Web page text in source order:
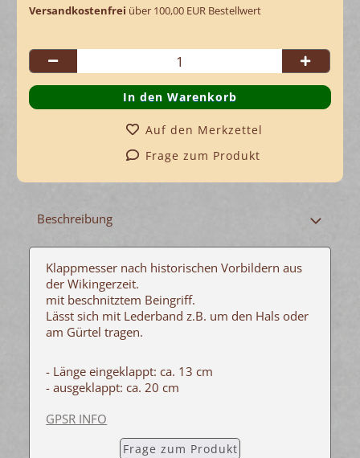
Versandkostenfrei über 100,00 EUR Bestellwert
Auf den Merkzettel
Frage zum Produkt
Beschreibung
Klappmesser nach historischen Vorbildern aus
der Wikingerzeit.
mit beschnitztem Beingriff.
Lässt sich mit Lederband z.B. um den Hals oder
am Gürtel tragen.
- Länge eingeklappt: ca. 13 cm
- ausgeklappt: ca. 20 cm
GPSR INFO
Frage zum Produkt